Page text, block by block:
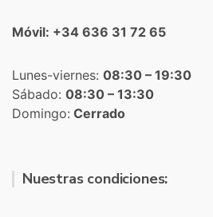
Móvil: +34 636 31 72 65
Lunes-viernes: 08:30 – 19:30
Sábado: 08:30 – 13:30
Domingo: Cerrado
Nuestras condiciones: